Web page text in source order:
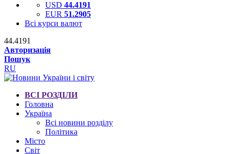
USD 44.4191
EUR 51.2905
Всі курси валют
44.4191
Авторизація
Пошук
RU
ВСІ РОЗДІЛИ
Головна
Україна
Всі новини розділу
Політика
Місто
Світ